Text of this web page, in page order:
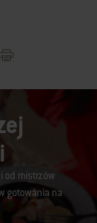
od mistrzów
gotowania na